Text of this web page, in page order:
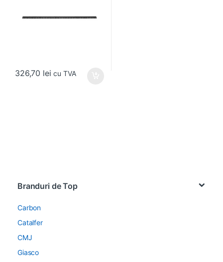
326,70 lei cu TVA
Branduri de Top
Carbon
Catalfer
CMJ
Giasco